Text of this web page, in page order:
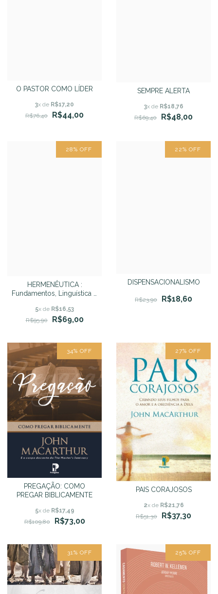
O PASTOR COMO LÍDER
3x de R$17,20
R$76,40
R$44,00
SEMPRE ALERTA
3x de R$18,76
R$69,40
R$48,00
28% OFF
HERMENÊUTICA :
Fundamentos, Linguística e
5x de R$16,53
R$95,90
R$69,00
22% OFF
DISPENSACIONALISMO
R$23,90 R$18,60
34% OFF
PREGAÇÃO: COMO
PREGAR BIBLICAMENTE
5x de R$17,49
R$109,80
R$73,00
27% OFF
PAIS CORAJOSOS
2x de R$21,76
R$51,30
R$37,30
31 % OFF 25% OFF